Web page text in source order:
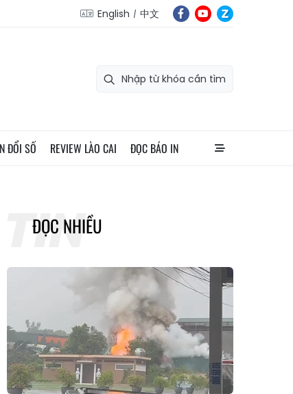
English 中文
ĐỔI SỐ REVIEW LÀO CAI ĐỌC BÁO IN
ĐỌC NHIỀU